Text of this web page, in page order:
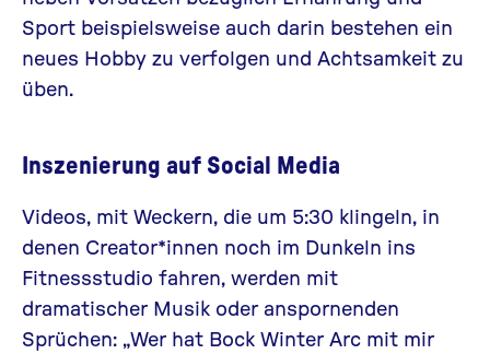
Sport beispielsweise auch darin bestehen ein
neues Hobby zu verfolgen und Achtsamkeit zu
üben.
Inszenierung auf Social Media
Videos, mit Weckern, die um 5:30 klingeln, in
denen Creator*innen noch im Dunkeln ins
Fitnessstudio fahren, werden mit
dramatischer Musik oder anspornenden
Sprüchen: „Wer hat Bock Winter Arc mit mir